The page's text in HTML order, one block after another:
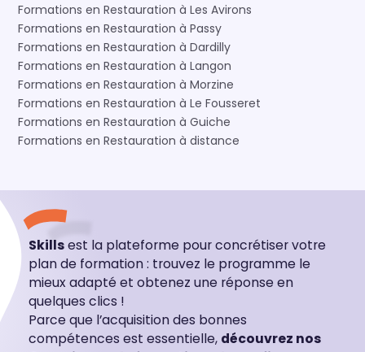
Formations en Restauration à Les Avirons
Formations en Restauration à Passy
Formations en Restauration à Dardilly
Formations en Restauration à Langon
Formations en Restauration à Morzine
Formations en Restauration à Le Fousseret
Formations en Restauration à Guiche
Formations en Restauration à distance
Skillsest la plateforme pour concrétiser votre
plan de formation : trouvez le programme le
mieux adapté et obtenez une réponse en
quelques clics !
Parce que l’acquisition des bonnes
compétences est essentielle, découvrez nos